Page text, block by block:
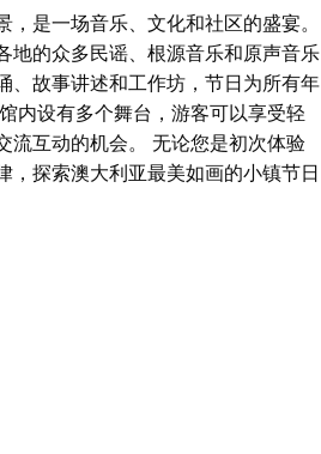
是一场音乐、文化和社区的盛宴。
地的众多民谣、根源音乐和原声音乐
、故事讲述和工作坊，节日为所有年
内设有多个舞台，游客可以享受轻
流互动的机会。 无论您是初次体验
探索澳大利亚最美如画的小镇节日
的众多民谣、根源音乐和原声音乐